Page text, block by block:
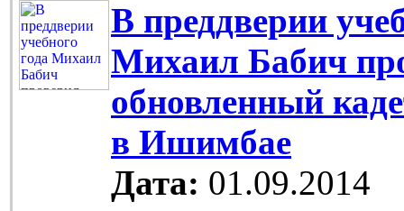
В преддверии
Михаил Бабич
обновленный
в Ишимбае
Дата: 01.09.2014